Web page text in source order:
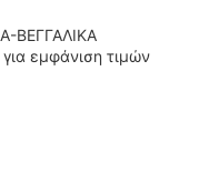
ΒΕΓΓΑΛΙΚΑ
εμφάνιση τιμών